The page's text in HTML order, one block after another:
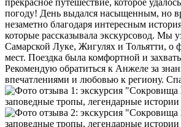
погоду! День выдался насыщенным, но
незаметно благодаря интересным
которые рассказывала экскурсовод. Мы
Самарской Луке, Жигулях и Тольятти, о
мест. Поездка была комфортной и
Рекомендую обратиться к Анжеле за
впечатлениями и любовью к региону.